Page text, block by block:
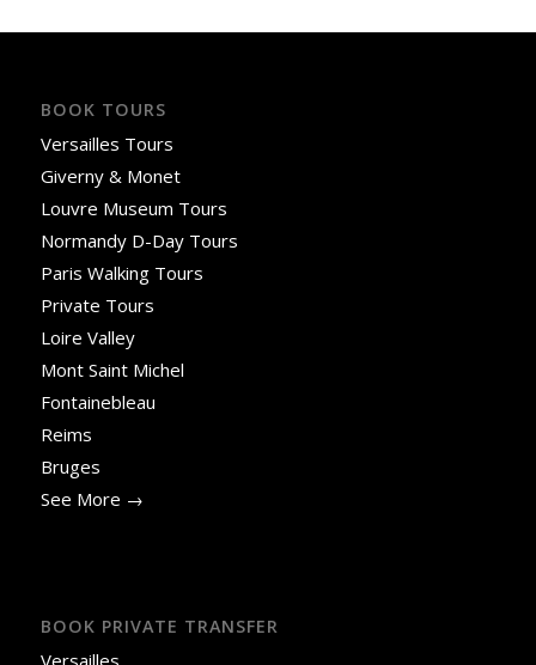
BOOK TOURS
Versailles Tours
Giverny & Monet
Louvre Museum Tours
Normandy D-Day Tours
Paris Walking Tours
Private Tours
Loire Valley
Mont Saint Michel
Fontainebleau
Reims
Bruges
See More →
BOOK PRIVATE TRANSFER